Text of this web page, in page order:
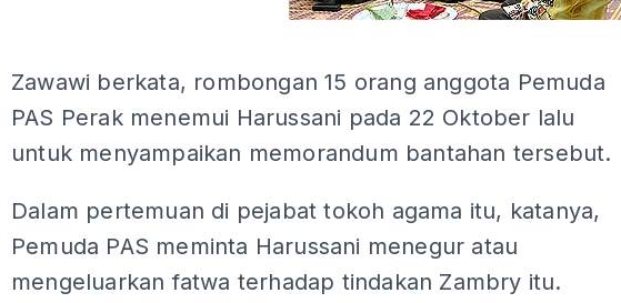
Zawawi berkata, rombongan 15 orang anggota Pemuda
PAS Perak menemui Harussani pada 22 Oktober lalu
untuk menyampaikan memorandum bantahan tersebut.
Dalam pertemuan di pejabat tokoh agama itu, katanya,
Pemuda PAS meminta Harussani menegur atau
mengeluarkan fatwa terhadap tindakan Zambry itu.